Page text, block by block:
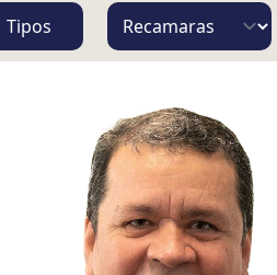
Tipos